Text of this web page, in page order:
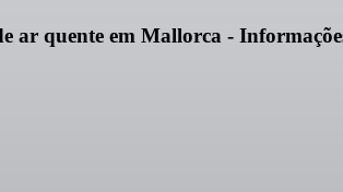
ar quente em Mallorca -